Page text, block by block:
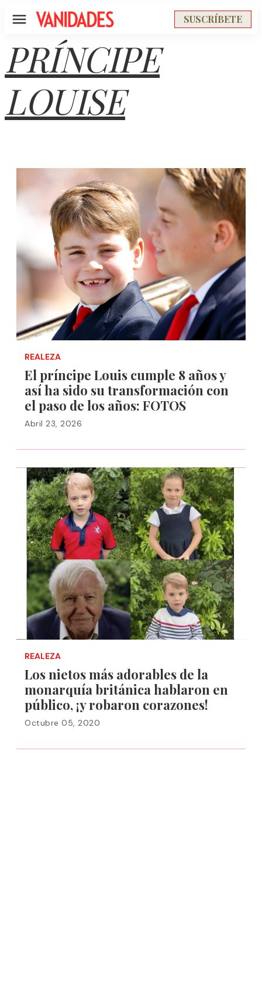
Menú SUSCRÍBETE
PRÍNCIPE
LOUISE
REALEZA
El príncipe Louis cumple 8 años y
así ha sido su transformación con
el paso de los años: FOTOS
Abril 23, 2026
REALEZA
Los nietos más adorables de la
monarquía británica hablaron en
público, ¡y robaron corazones!
Octubre 05, 2020